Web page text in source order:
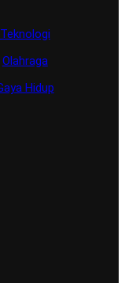
Teknologi
Olahraga
Hidup